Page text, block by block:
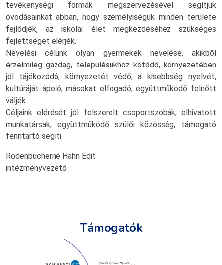
tevékenységi formák megszervezésével segítjük
óvodásainkat abban, hogy személyiségük minden területe
fejlődjék, az iskolai élet megkezdéséhez szükséges
fejlettséget elérjék.
Nevelési célunk olyan gyermekek nevelése, akikből
érzelmileg gazdag, településükhöz kötődő, környezetében
jól tájékozódó, környezetét védő, a kisebbség nyelvét,
kultúráját ápoló, másokat elfogadó, együttműködő felnőtt
váljék.
Céljaink elérését jól felszerelt csoportszobák, elhivatott
munkatársak, együttműködő szülői közösség, támogató
fenntartó segíti.
Rodenbücherné Hahn Edit
intézményvezető
Támogatók